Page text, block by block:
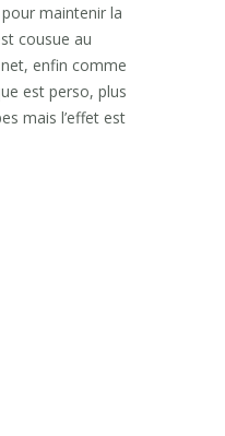
maintenir la
cousue au
enfin comme
est perso, plus
mais l’effet est